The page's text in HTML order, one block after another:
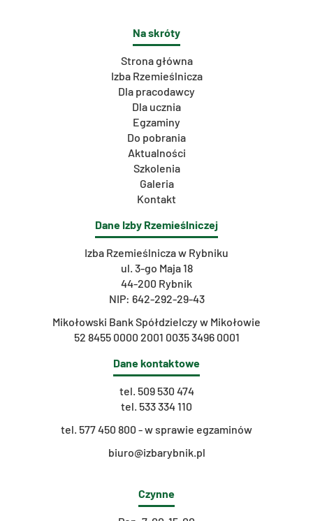
Na skróty
Strona główna
Izba Rzemieślnicza
Dla pracodawcy
Dla ucznia
Egzaminy
Do pobrania
Aktualności
Szkolenia
Galeria
Kontakt
Dane Izby Rzemieślniczej
Izba Rzemieślnicza w Rybniku
ul. 3-go Maja 18
44-200 Rybnik
NIP: 642-292-29-43
Mikołowski Bank Spółdzielczy w Mikołowie
52 8455 0000 2001 0035 3496 0001
Dane kontaktowe
tel. 509 530 474
tel. 533 334 110
tel. 577 450 800 - w sprawie egzaminów
biuro@izbarybnik.pl
Czynne